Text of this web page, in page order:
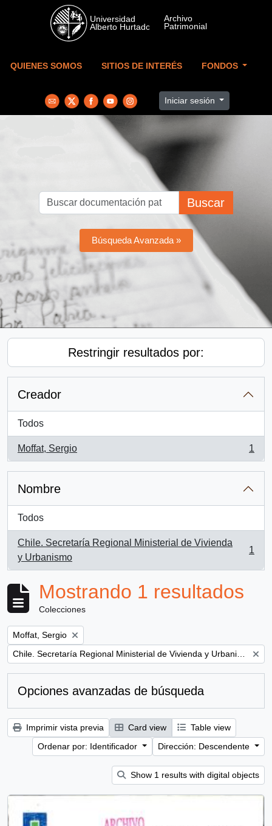
Skip to main content
QUIENES SOMOS SITIOS DE INTERÉS FONDOS
Iniciar sesión
Buscar
Búsqueda Avanzada »
Restringir resultados por:
Creador
Todos
Moffat, Sergio
, 1 resultados
1
Nombre
Todos
Chile. Secretaría Regional Ministerial de Vivienda
y Urbanismo
, 1 resultados
1
Mostrando 1 resultados
Colecciones
Remove filter:
Moffat, Sergio
Remove filter:
Opciones avanzadas de búsqueda
Imprimir vista previa Card view
Table view
Ordenar por: Identificador
Dirección: Descendente
Show 1 results with digital objects